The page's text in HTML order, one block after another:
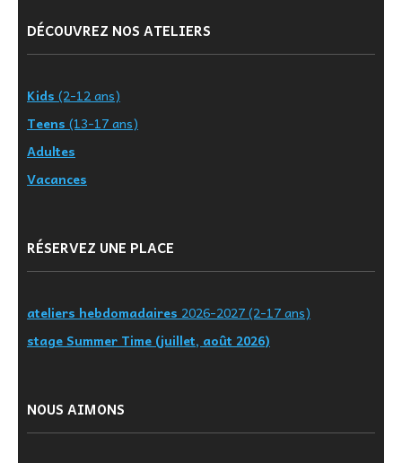
DÉCOUVREZ NOS ATELIERS
Kids (2-12 ans)
Teens (13-17 ans)
Adultes
Vacances
RÉSERVEZ UNE PLACE
ateliers hebdomadaires 2026-2027 (2-17 ans)
stage Summer Time (juillet, août 2026)
NOUS AIMONS